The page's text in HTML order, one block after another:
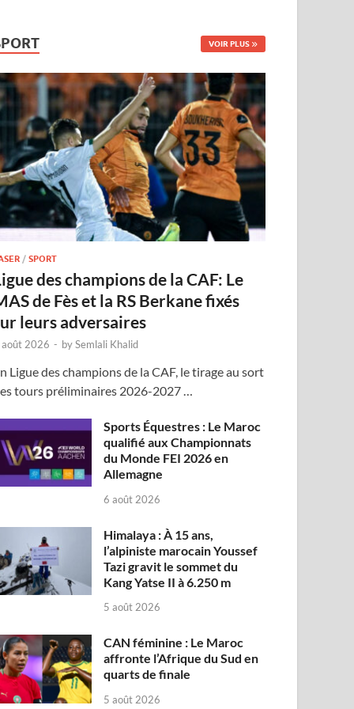
VOIR PLUS
/SPORT
des champions de la CAF: Le
de Fès et la RS Berkane fixés
leurs adversaires
2026 - bySemlali Khalid
Ligue des champions de la CAF, le tirage au sort
tours préliminaires 2026-2027 …
Sports Équestres : Le Maroc
qualifié aux Championnats
du Monde FEI 2026 en
Allemagne
6 août 2026
Himalaya : À 15 ans,
l’alpiniste marocain Youssef
Tazi gravit le sommet du
Kang Yatse II à 6.250 m
5 août 2026
CAN féminine : Le Maroc
affronte l’Afrique du Sud en
quarts de finale
5 août 2026